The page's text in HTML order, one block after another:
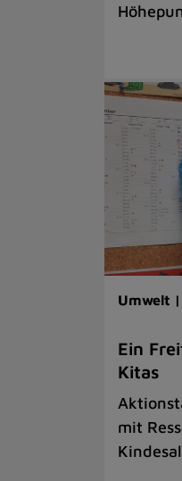
Umwelt |
Ein
Kitas
mit